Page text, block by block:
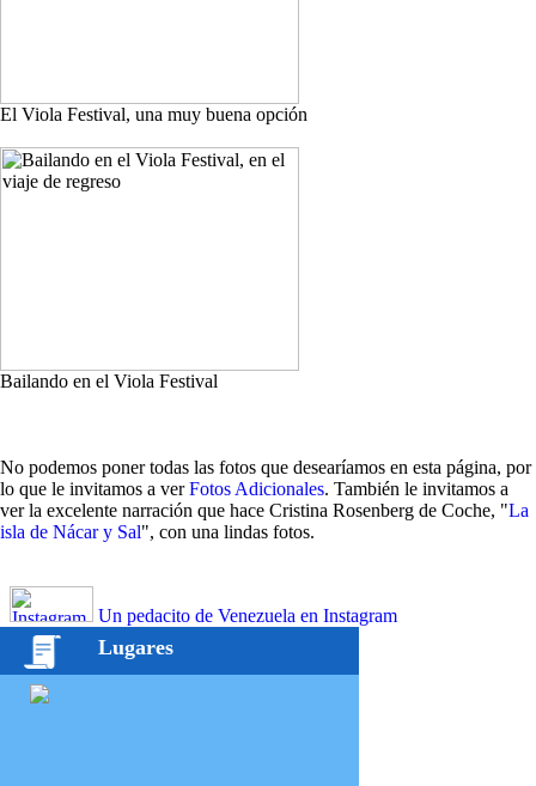
El Viola Festival, una muy buena opción
Bailando en el Viola Festival
No podemos poner todas las fotos que desearíamos en esta página, por
lo que le invitamos a verFotos Adicionales. También le invitamos a
ver la excelente narración que hace Cristina Rosenberg de Coche, "La
isla de Nácar y Sal", con una lindas fotos.
Un pedacito de Venezuela en Instagram
Lugares